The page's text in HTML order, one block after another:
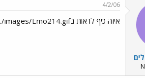
4/2/06
איזה כיף לראות בLIVE ../images/Emo214.gif